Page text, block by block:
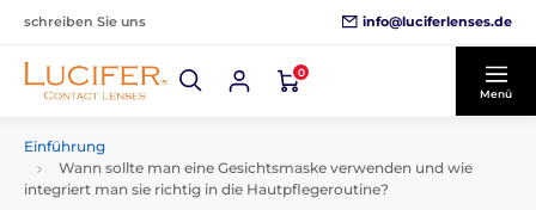
schreiben Sie uns info@luciferlenses.de
0
Menü
Einführung
Wann sollte man eine Gesichtsmaske verwenden und wie
integriert man sie richtig in die Hautpflegeroutine?